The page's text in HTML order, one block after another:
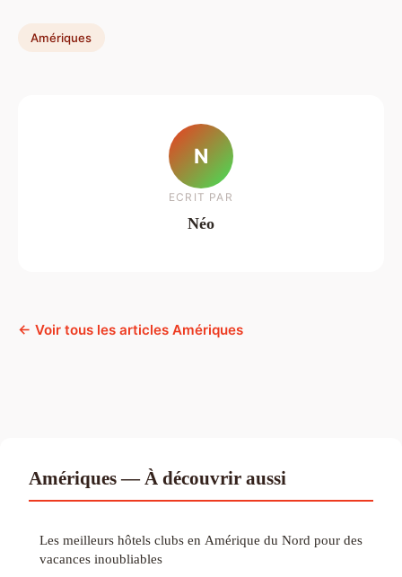
Amériques
N
ECRIT PAR
Néo
← Voir tous les articles Amériques
Amériques — À découvrir aussi
Les meilleurs hôtels clubs en Amérique du Nord pour des
vacances inoubliables